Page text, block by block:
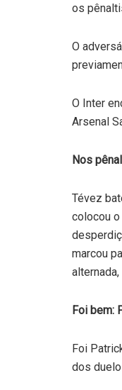
os
O
O Inter
Arsenal
Nos
Tévez
colocou
marcou
Foi bem:
Foi
dos